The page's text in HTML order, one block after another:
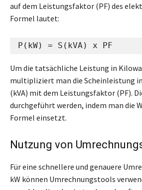
auf dem Leistungsfaktor (PF) des
Formel lautet:
P(kW) = S(kVA) x PF
Um die tatsächliche Leistung in
multipliziert man die Scheinleistung
(kVA) mit dem Leistungsfaktor (PF).
durchgeführt werden, indem man die
Formel einsetzt.
Nutzung von
Für eine schnellere und genauere
kW können Umrechnungstools